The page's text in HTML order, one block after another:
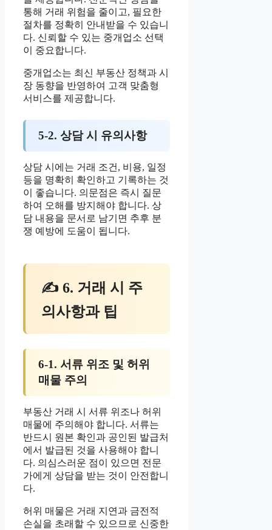
통해 거래 위험을 줄이고, 필요한
절차를 정확히 안내받을 수 있습니
다. 신뢰할 수 있는 중개업소 선택
이 중요합니다.
중개업소는 최신 부동산 정책과 시
장 동향을 반영하여 고객 맞춤형
서비스를 제공합니다.
5-2. 상담 시 유의사항
상담 시에는 거래 조건, 비용, 일정
등을 명확히 확인하고 기록하는 것
이 좋습니다. 의문점은 즉시 질문
하여 오해를 방지해야 합니다. 상
담 내용을 문서로 남기면 추후 분
쟁 예방에 도움이 됩니다.
✍ 6. 거래 시 주
의사항과 팁
6-1. 서류 위조 및 허위
매물 주의
부동산 거래 시 서류 위조나 허위
매물에 주의해야 합니다. 서류는
반드시 원본 확인과 공인된 발급처
에서 발급된 것을 사용해야 합니
다. 의심스러운 점이 있으면 전문
가에게 상담을 받는 것이 안전합니
다.
허위 매물은 거래 지연과 금전적
손실을 초래할 수 있으므로 신중한